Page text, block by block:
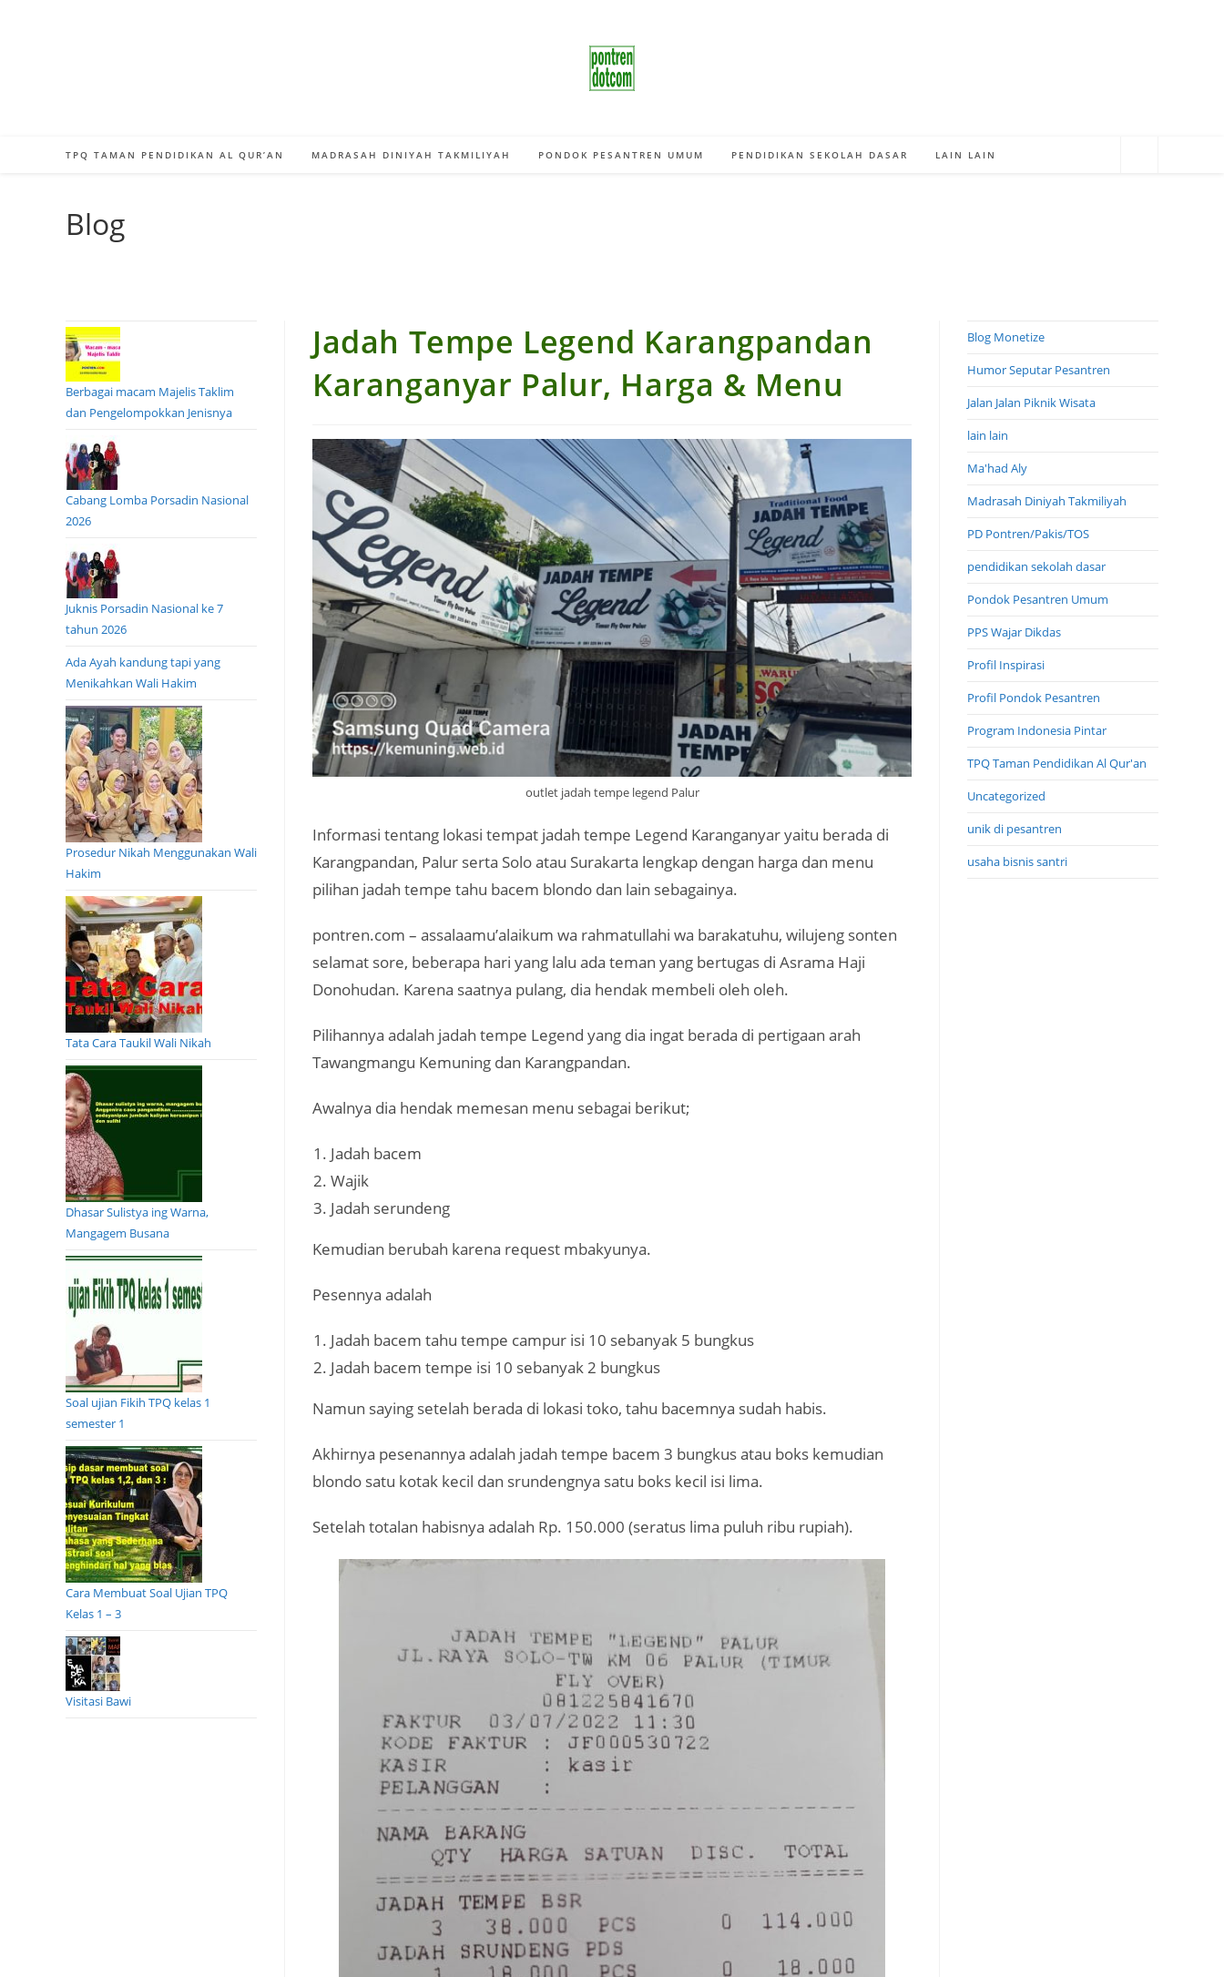
TPQ TAMAN PENDIDIKAN AL QUR’AN MADRASAH DINIYAH TAKMILIYAH PONDOK PESANTREN UMUM PENDIDIKAN SEKOLAH DASAR LAIN LAIN
Blog
Jadah Tempe Legend Karangpandan
Karanganyar Palur, Harga & Menu
outlet jadah tempe legend Palur
Informasi tentang lokasi tempat jadah tempe Legend Karanganyar yaitu berada di
Karangpandan, Palur serta Solo atau Surakarta lengkap dengan harga dan menu
pilihan jadah tempe tahu bacem blondo dan lain sebagainya.
pontren.com – assalaamu’alaikum wa rahmatullahi wa barakatuhu, wilujeng sonten
selamat sore, beberapa hari yang lalu ada teman yang bertugas di Asrama Haji
Donohudan. Karena saatnya pulang, dia hendak membeli oleh oleh.
Pilihannya adalah jadah tempe Legend yang dia ingat berada di pertigaan arah
Tawangmangu Kemuning dan Karangpandan.
Awalnya dia hendak memesan menu sebagai berikut;
Jadah bacem
Wajik
Jadah serundeng
Kemudian berubah karena request mbakyunya.
Pesennya adalah
Jadah bacem tahu tempe campur isi 10 sebanyak 5 bungkus
Jadah bacem tempe isi 10 sebanyak 2 bungkus
Namun saying setelah berada di lokasi toko, tahu bacemnya sudah habis.
Akhirnya pesenannya adalah jadah tempe bacem 3 bungkus atau boks kemudian
blondo satu kotak kecil dan srundengnya satu boks kecil isi lima.
Setelah totalan habisnya adalah Rp. 150.000 (seratus lima puluh ribu rupiah).
Berbagai macam Majelis Taklim
dan Pengelompokkan Jenisnya
Cabang Lomba Porsadin Nasional
2026
Juknis Porsadin Nasional ke 7
tahun 2026
Ada Ayah kandung tapi yang
Menikahkan Wali Hakim
Prosedur Nikah Menggunakan Wali
Hakim
Tata Cara Taukil Wali Nikah
Dhasar Sulistya ing Warna,
Mangagem Busana
Soal ujian Fikih TPQ kelas 1
semester 1
Cara Membuat Soal Ujian TPQ
Kelas 1 – 3
Visitasi Bawi
Blog Monetize
Humor Seputar Pesantren
Jalan Jalan Piknik Wisata
lain lain
Ma'had Aly
Madrasah Diniyah Takmiliyah
PD Pontren/Pakis/TOS
pendidikan sekolah dasar
Pondok Pesantren Umum
PPS Wajar Dikdas
Profil Inspirasi
Profil Pondok Pesantren
Program Indonesia Pintar
TPQ Taman Pendidikan Al Qur'an
Uncategorized
unik di pesantren
usaha bisnis santri